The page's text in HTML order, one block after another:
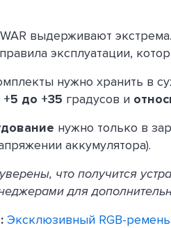
выдерживают
эксплуатации,
нужно хранить в
+5 до +35 градусов и
нужно только в
аккумулятора).
что получится
для
Эксклюзивный RGB-ремень